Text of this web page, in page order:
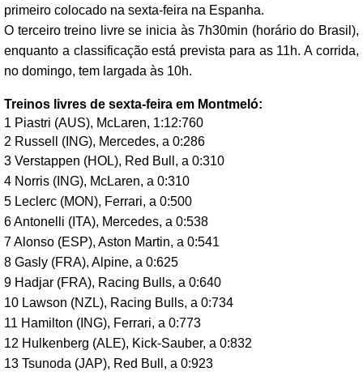
primeiro colocado na sexta-feira na Espanha.
O terceiro treino livre se inicia às 7h30min (horário do Brasil),
enquanto a classificação está prevista para as 11h. A corrida,
no domingo, tem largada às 10h.
Treinos livres de sexta-feira em Montmeló:
1 Piastri (AUS), McLaren, 1:12:760
2 Russell (ING), Mercedes, a 0:286
3 Verstappen (HOL), Red Bull, a 0:310
4 Norris (ING), McLaren, a 0:310
5 Leclerc (MON), Ferrari, a 0:500
6 Antonelli (ITA), Mercedes, a 0:538
7 Alonso (ESP), Aston Martin, a 0:541
8 Gasly (FRA), Alpine, a 0:625
9 Hadjar (FRA), Racing Bulls, a 0:640
10 Lawson (NZL), Racing Bulls, a 0:734
11 Hamilton (ING), Ferrari, a 0:773
12 Hulkenberg (ALE), Kick-Sauber, a 0:832
13 Tsunoda (JAP), Red Bull, a 0:923